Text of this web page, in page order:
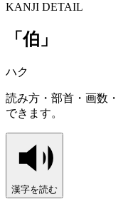
KANJI DETAIL
「伯」
ハク
読み方・部首・画数
できます。
漢字を読む